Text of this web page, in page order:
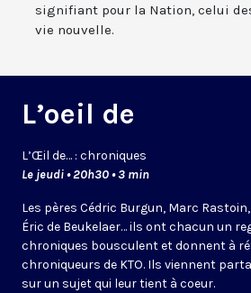
signifiant pour la Nation, celui
vie nouvelle.
L’oeil de
L’Œil de… : chroniques
Le jeudi • 20h30 • 3 min
Les pères Cédric Burgun, Marc
Éric de Beukelaer… ils ont chacun un
chroniques bousculent et donnent à
chroniqueurs de KTO. Ils viennent
sur un sujet qui leur tient à coeur.